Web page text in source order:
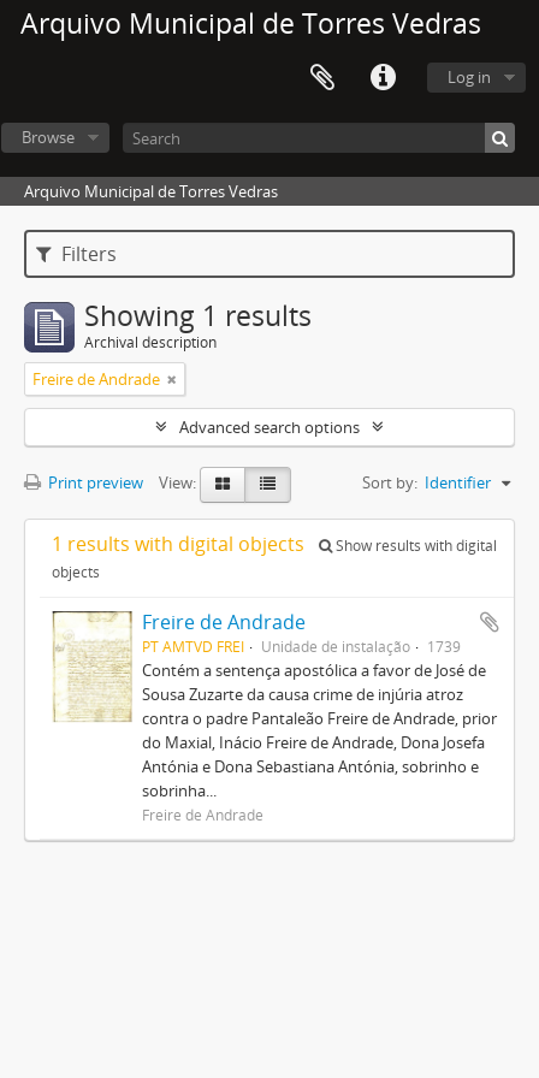
Arquivo Municipal de Torres Vedras
Log in
Browse
Arquivo Municipal de Torres Vedras
Filters
Showing 1 results
Archival description
Freire de Andrade
Advanced search options
Print preview View: Sort by: Identifier
1 results with digital objects
Show results with digital
objects
Freire de Andrade
PT AMTVD FREI Unidade de instalação 1739
Contém a sentença apostólica a favor de José de
Sousa Zuzarte da causa crime de injúria atroz
contra o padre Pantaleão Freire de Andrade, prior
do Maxial, Inácio Freire de Andrade, Dona Josefa
Antónia e Dona Sebastiana Antónia, sobrinho e
sobrinha...
Freire de Andrade